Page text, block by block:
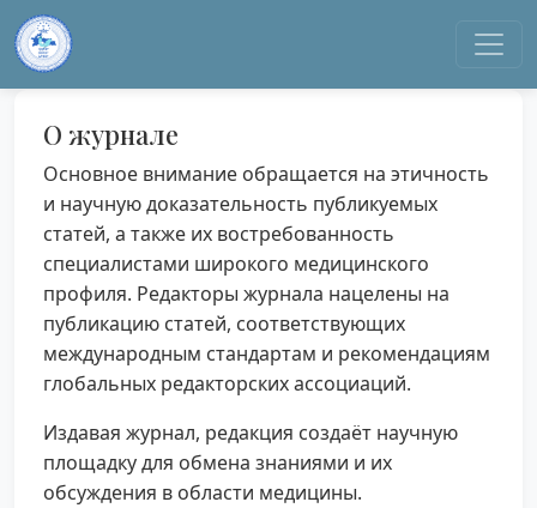
О журнале
Основное внимание обращается на этичность
и научную доказательность публикуемых
статей, а также их востребованность
специалистами широкого медицинского
профиля. Редакторы журнала нацелены на
публикацию статей, соответствующих
международным стандартам и рекомендациям
глобальных редакторских ассоциаций.
Издавая журнал, редакция создаёт научную
площадку для обмена знаниями и их
обсуждения в области медицины.